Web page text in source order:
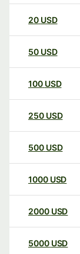
20 USD
50 USD
100 USD
250 USD
500 USD
1000 USD
2000 USD
5000 USD